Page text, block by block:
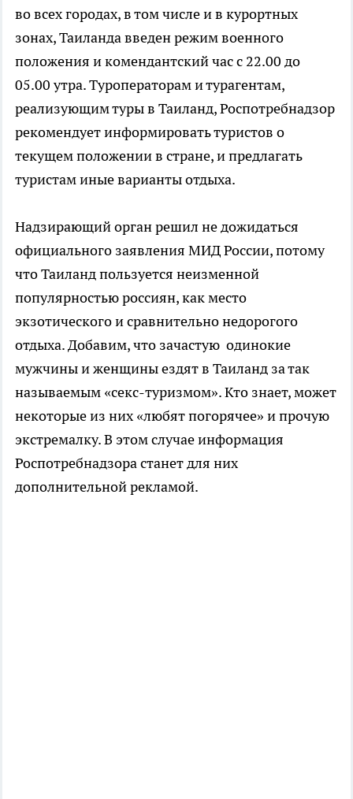
во всех городах, в том числе и в курортных
зонах, Таиланда введен режим военного
положения и комендантский час с 22.00 до
05.00 утра. Туроператорам и турагентам,
реализующим туры в Таиланд, Роспотребнадзор
рекомендует информировать туристов о
текущем положении в стране, и предлагать
туристам иные варианты отдыха.
Надзирающий орган решил не дожидаться
официального заявления МИД России, потому
что Таиланд пользуется неизменной
популярностью россиян, как место
экзотического и сравнительно недорогого
отдыха. Добавим, что зачастую одинокие
мужчины и женщины ездят в Таиланд за так
называемым «секс-туризмом». Кто знает, может
некоторые из них «любят погорячее» и прочую
экстремалку. В этом случае информация
Роспотребнадзора станет для них
дополнительной рекламой.